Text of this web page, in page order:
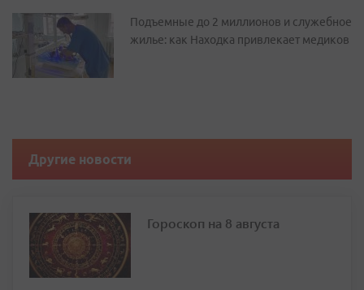
Подъемные до 2 миллионов и служебное
жилье: как Находка привлекает медиков
Другие новости
Гороскоп на 8 августа